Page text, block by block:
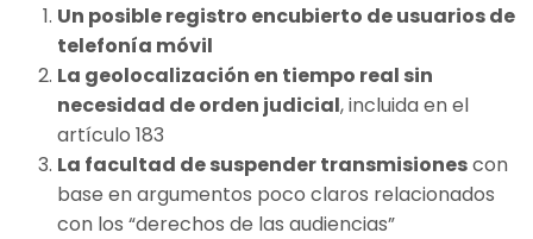
Un posible registro encubierto de usuarios de
telefonía móvil
La geolocalización en tiempo real sin
necesidad de orden judicial, incluida en el
artículo 183
La facultad de suspender transmisionescon
base en argumentos poco claros relacionados
con los “derechos de las audiencias”